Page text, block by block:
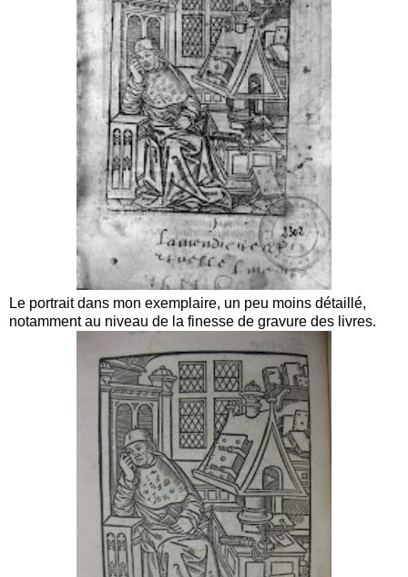
Le portrait dans mon exemplaire, un peu moins détaillé,
notamment au niveau de la finesse de gravure des livres.